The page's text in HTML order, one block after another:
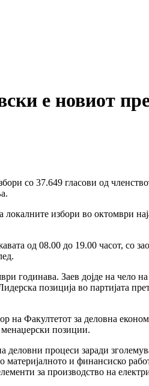
е новиот
со 37.649 гласови од
избори во октомври
од 08.00 до 19.00 часот, со
годинава. Заев дојде на
позиција во партијата
Факултетот за деловна
позиции.
деловни процеси заради
и финансиско
за производство на